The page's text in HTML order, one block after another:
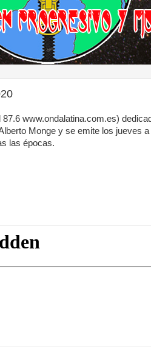
www.ondalatina.com.es)
Monge y se emite los jueves a
las épocas.